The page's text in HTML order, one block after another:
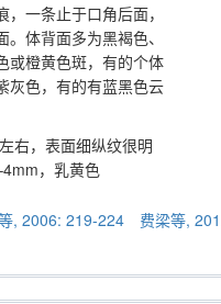
一条止于口角后面，
体背面多为黑褐色、
或橙黄色斑，有的个体
灰色，有的有蓝黑色云
右，表面细纵纹很明
，乳黄色
费梁等,
, 2006: 219-224